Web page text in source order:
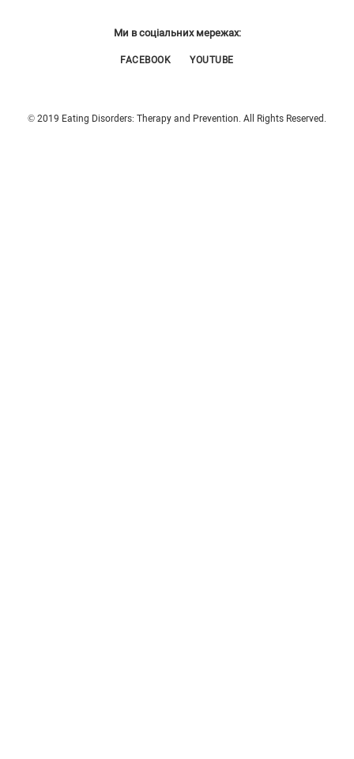
Ми в соціальних мережах:
FACEBOOK YOUTUBE
© 2019 Eating Disorders: Therapy and Prevention. All Rights Reserved.